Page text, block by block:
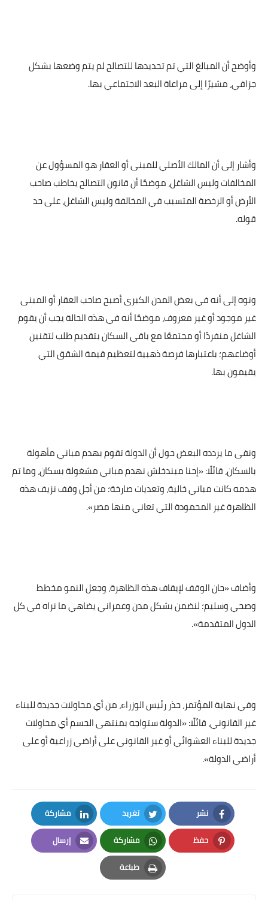
وأوضح أن المبالغ التي تم تحديدها للتصالح لم يتم وضعها بشكل
جزافي، مشيرًا إلى مراعاة البعد الاجتماعي بها.
وأشار إلى أن المالك الأصلي للمبنى أو العقار هو المسؤول عن
المخالفات وليس الشاغل، موضحًا أن قانون التصالح يخاطب صاحب
الأرض أو الرخصة المتسبب في المخالفة وليس الشاغل، على حد
قوله.
ونوه إلى أنه في بعض المدن الكبرى أصبح صاحب العقار أو المبنى
غير موجود أو غير معروف، موضحًا أنه في هذه الحالة يجب أن يقوم
الشاغل منفردًا أو مجتمعًا مع باقي السكان بتقديم طلب لتقنين
أوضاعهم؛ باعتبارها فرصة ذهبية لتعظيم قيمة الشقق التي
يقيمون بها.
ونفى ما يردده البعض حول أن الدولة تقوم بهدم مباني مأهولة
بالسكان، قائلًا: «إحنا مبندخلش نهدم مباني مشغولة بسكان، وما تم
هدمه كانت مباني خالية، وتعديات صارخة؛ من أجل وقف نزيف هذه
الظاهرة غير المحمودة التي تعاني منها مصر».
وأضاف «حان الوقف لإيقاف هذه الظاهرة، وجعل النمو مخطط
وصحي وسليم؛ لنضمن بشكل مدن وعمراني يضاهي ما نراه في كل
الدول المتقدمة».
وفي نهاية المؤتمر، حذر رئيس الوزراء، من أي محاولات جديدة للبناء
غير القانوني، قائلًا: «الدولة ستواجه بمنتهى الحسم أي محاولات
جديدة للبناء العشوائي أو غير القانوني على أراضي زراعية أو على
أراضي الدولة».
نشر
Facebook
تغريد
Twitter
مشاركة
LinkedIn
حفظ
Pinterest
مشاركة
Whatsapp
إرسال
Email
طباعة
Print